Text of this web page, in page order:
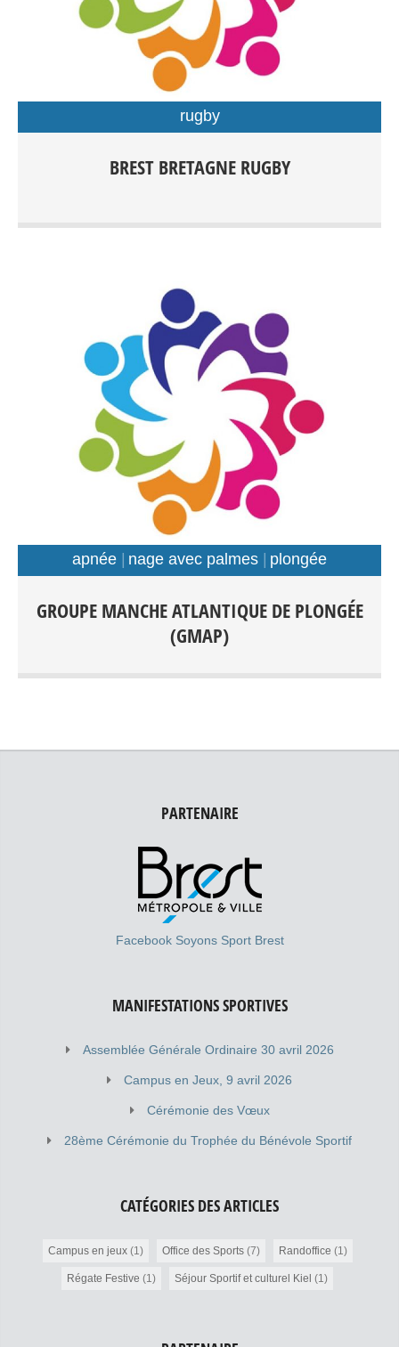
15ans Rugby à XV Loisirs Rugby à X compétition dès
rugby
BREST BRETAGNE RUGBY
public: Débutants-Loisir-Compétition Entraînements:
Piscines: Foch, Kerhallet, Recouvrance, Rade de Brest et
apnée nage avec palmes plongée
GROUPE MANCHE ATLANTIQUE DE PLONGÉE
(GMAP)
PARTENAIRE
Facebook Soyons Sport Brest
MANIFESTATIONS SPORTIVES
Assemblée Générale Ordinaire 30 avril 2026
Campus en Jeux, 9 avril 2026
Cérémonie des Vœux
28ème Cérémonie du Trophée du Bénévole Sportif
CATÉGORIES DES ARTICLES
Campus en jeux(1) Office des Sports(7) Randoffice (1)
Régate Festive (1) Séjour Sportif et culturel Kiel (1)